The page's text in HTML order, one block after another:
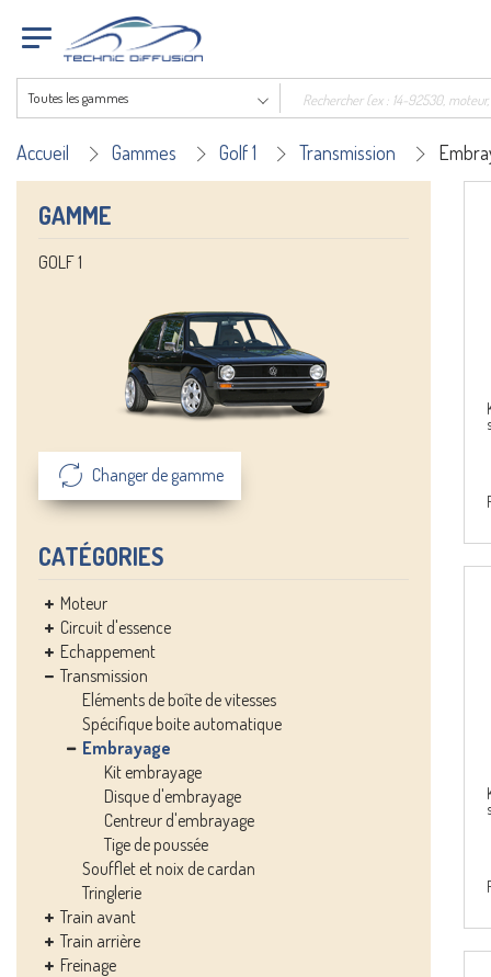
Toutes les gammes
Accueil Gammes Golf 1 Transmission
GAMME
GOLF 1
Changer de gamme
CATÉGORIES
Moteur
Circuit d'essence
Echappement
Transmission
Eléments de boîte de vitesses
Spécifique boite automatique
Embrayage
Kit embrayage
Disque d'embrayage
Centreur d'embrayage
Tige de poussée
Soufflet et noix de cardan
Tringlerie
Train avant
Train arrière
Freinage